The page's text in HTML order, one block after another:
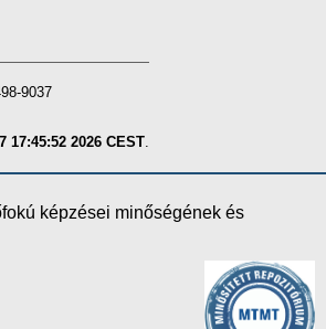
9037
17:45:52 2026 CEST.
képzései minőségének és